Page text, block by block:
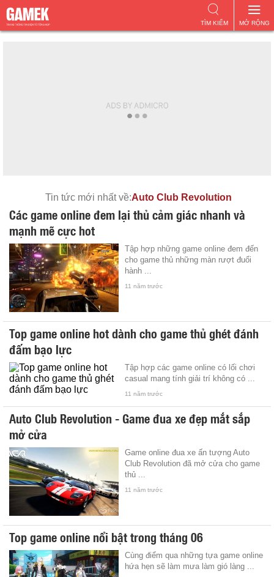
MỞ RỘNG
TÌM KIẾM
Tin tức mới nhất về:Auto Club Revolution
Các game online đem lại thủ cảm giác nhanh và
mạnh mẽ cực hot
Tập hợp những game online đem đến
cho game thủ những màn rượt đuổi
hành ...
11 năm trước
Top game online hot dành cho game thủ ghét đánh
đấm bạo lực
Tập hợp các game online có lối chơi
casual mang tính giải trí không có ...
11 năm trước
Auto Club Revolution - Game đua xe đẹp mắt sắp
mở cửa
Game online đua xe ấn tượng Auto
Club Revolution đã mở cửa cho game
thủ ...
11 năm trước
Top game online nổi bật trong tháng 06
Cùng điểm qua những tựa game online
hứa hẹn sẽ làm mưa làm gió làng ...